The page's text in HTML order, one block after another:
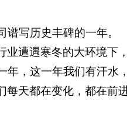
谱写历史丰碑的一年。
业遭遇寒冬的大环境下
年，这一年我们有汗水
每天都在变化，都在前